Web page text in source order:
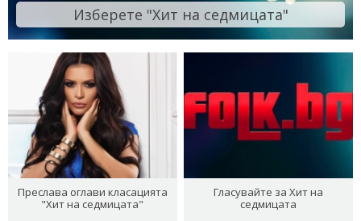
Изберете "Хит на седмицата"
Преслава оглави класацията
"Хит на седмицата"
Гласувайте за Хит на
седмицата